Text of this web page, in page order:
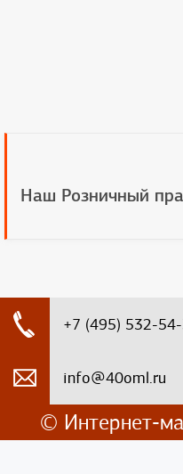
Наш Розничный
+7 (495) 532-
info@40oml.ru
© Интернет-